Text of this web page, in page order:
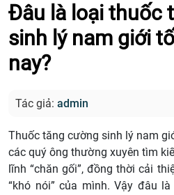
Đâu là loại thuốc
sinh lý nam giới
nay?
Tác giả: admin
Thuốc tăng cường sinh lý nam
các quý ông thường xuyên tìm
lĩnh “chăn gối”, đồng thời cải
“khó nói” của mình. Vậy đâu